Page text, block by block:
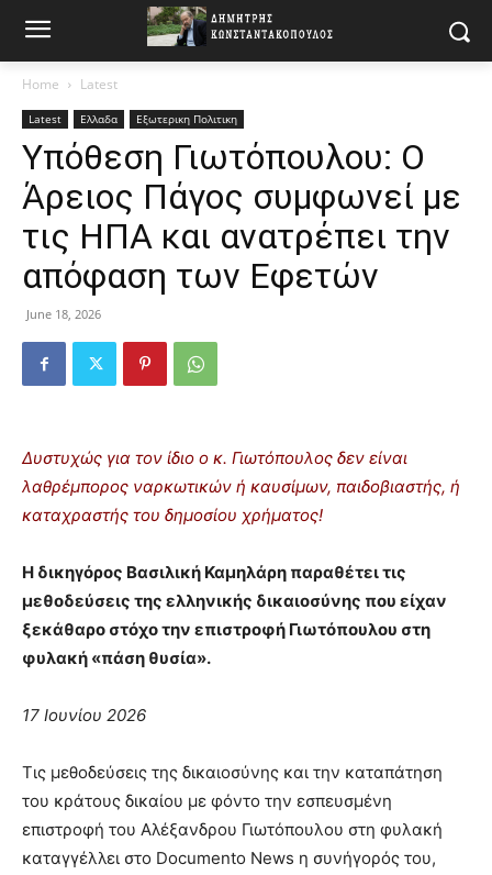
Home Latest
Latest Ελλαδα Εξωτερικη Πολιτικη
Υπόθεση Γιωτόπουλου: Ο
Άρειος Πάγος συμφωνεί με
τις ΗΠΑ και ανατρέπει την
απόφαση των Εφετών
June 18, 2026
Δυστυχώς για τον ίδιο ο κ. Γιωτόπουλος δεν είναι
λαθρέμπορος ναρκωτικών ή καυσίμων, παιδοβιαστής, ή
καταχραστής του δημοσίου χρήματος!
Η δικηγόρος Βασιλική Καμηλάρη παραθέτει τις
μεθοδεύσεις της ελληνικής δικαιοσύνης που είχαν
ξεκάθαρο στόχο την επιστροφή Γιωτόπουλου στη
φυλακή «πάση θυσία».
17 Ιουνίου 2026
Τις μεθοδεύσεις της δικαιοσύνης και την καταπάτηση
του κράτους δικαίου με φόντο την εσπευσμένη
επιστροφή του Αλέξανδρου Γιωτόπουλου στη φυλακή
καταγγέλλει στο Documento News η συνήγορός του,